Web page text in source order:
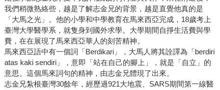
我們稍微熟絡些，越是了解志金兄的背景，越是直覺他真的是
「大馬之光」。他的小學和中學教育在馬來西亞完成，18歲考上
臺灣大學醫學系，就隻身到國外求學。大學期間自掙生活費與學
費，在在展現了馬來西亞華人的刻苦精神。
馬來西亞語中有一個詞「Berdikari」，大馬人將其詮譯為「berdiri
atas kaki sendiri」，意即「站在自己的腳上」，就是「自立」的
意思。這個馬來詞句的精神，由志金兄體現了出來。
志金兄紮根臺灣30餘年，經歷過921大地震、SARS期間第一線醫